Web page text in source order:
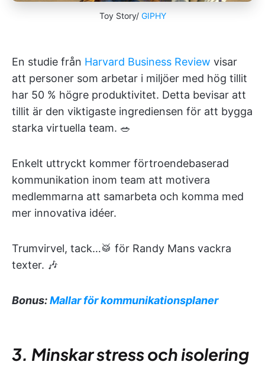
Toy Story/ GIPHY
En studie från Harvard Business Review visar
att personer som arbetar i miljöer med hög tillit
har 50 % högre produktivitet. Detta bevisar att
tillit är den viktigaste ingrediensen för att bygga
starka virtuella team. 🥗
Enkelt uttryckt kommer förtroendebaserad
kommunikation inom team att motivera
medlemmarna att samarbeta och komma med
mer innovativa idéer.
Trumvirvel, tack…🥁 för Randy Mans vackra
texter. 🎶
Bonus:Mallar för kommunikationsplaner
3. Minskar stress och isolering